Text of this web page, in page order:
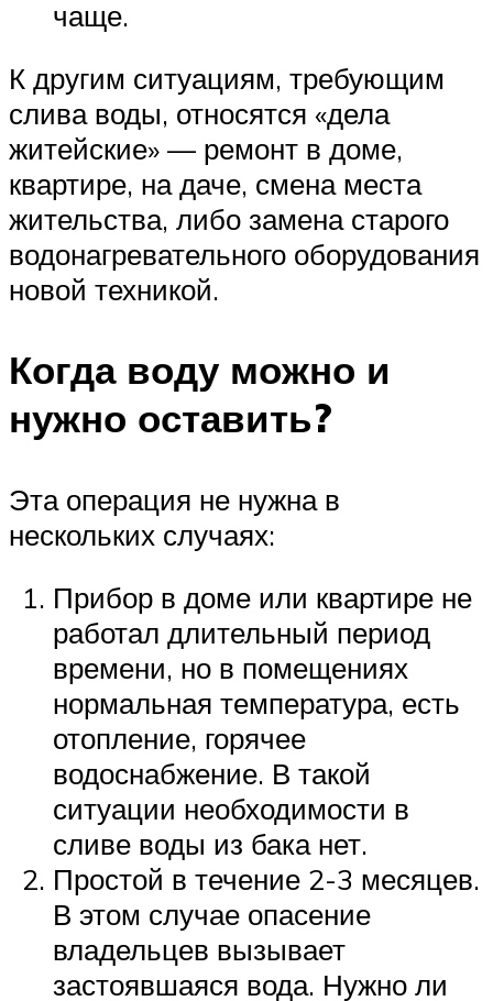
чаще.
К другим ситуациям, требующим
слива воды, относятся «дела
житейские» — ремонт в доме,
квартире, на даче, смена места
жительства, либо замена старого
водонагревательного оборудования
новой техникой.
Когда воду можно и
нужно оставить?
Эта операция не нужна в
нескольких случаях:
Прибор в доме или квартире не
работал длительный период
времени, но в помещениях
нормальная температура, есть
отопление, горячее
водоснабжение. В такой
ситуации необходимости в
сливе воды из бака нет.
Простой в течение 2-3 месяцев.
В этом случае опасение
владельцев вызывает
застоявшаяся вода. Нужно ли